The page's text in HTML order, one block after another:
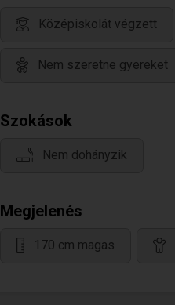
Középiskolát végzett
Nem szeretne gyereket
Szokások
Nem dohányzik
Megjelenés
170 cm magas